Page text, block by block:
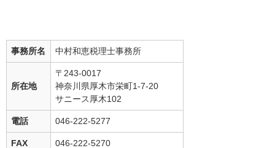
事務所名 中村和恵税理士事務所
所在地
〒243-0017
神奈川県厚木市栄町1-7-20
サニース厚木102
電話 046-222-5277
FAX 046-222-5270